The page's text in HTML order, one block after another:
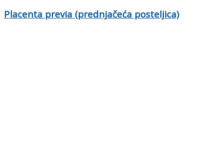
Placenta previa (prednjačeća posteljica)